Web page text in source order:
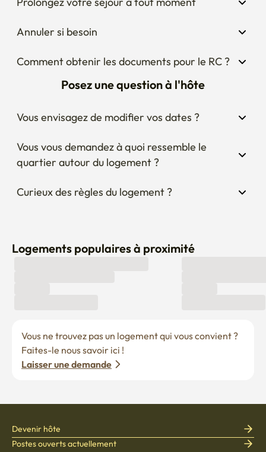
Annuler si besoin
Comment obtenir les documents pour le RC ?
Posez une question à l'hôte
Vous envisagez de modifier vos dates ?
Vous vous demandez à quoi ressemble le
quartier autour du logement ?
Curieux des règles du logement ?
Logements populaires à proximité
Vous ne trouvez pas un logement qui vous convient ?
Faites-le nous savoir ici !
Laisser une demande
Devenir hôte
Postes ouverts actuellement